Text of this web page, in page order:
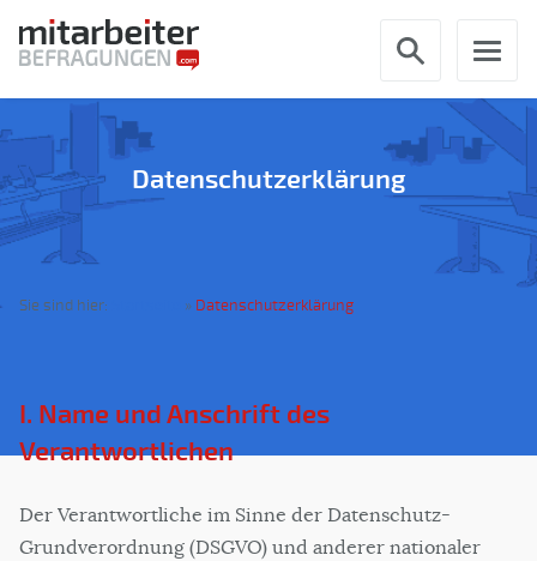
Datenschutzerklärung
Sie sind hier: » Datenschutzerklärung
I. Name und Anschrift des
Verantwortlichen
Der Verantwortliche im Sinne der Datenschutz-
Grundverordnung (DSGVO) und anderer nationaler